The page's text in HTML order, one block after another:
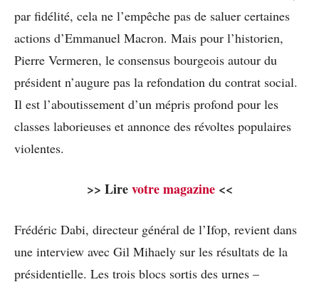
par fidélité, cela ne l’empêche pas de saluer certaines
actions d’Emmanuel Macron. Mais pour l’historien,
Pierre Vermeren, le consensus bourgeois autour du
président n’augure pas la refondation du contrat social.
Il est l’aboutissement d’un mépris profond pour les
classes laborieuses et annonce des révoltes populaires
violentes.
>> Lirevotre magazine<<
Frédéric Dabi, directeur général de l’Ifop, revient dans
une interview avec Gil Mihaely sur les résultats de la
présidentielle. Les trois blocs sortis des urnes –